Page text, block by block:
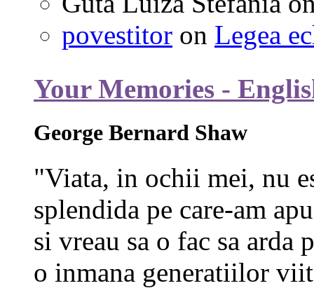
povestitor on Legea
Your Memories -
George Bernard Shaw
"Viata, in ochii mei, nu
splendida pe care-am
si vreau sa o fac sa
o inmana generatiilor